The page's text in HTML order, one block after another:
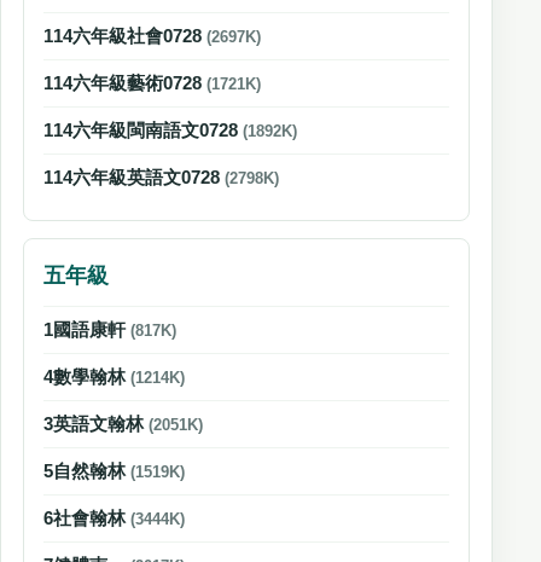
114六年級社會0728 (2697K)
114六年級藝術0728 (1721K)
114六年級閩南語文0728 (1892K)
114六年級英語文0728 (2798K)
五年級
1國語康軒 (817K)
4數學翰林 (1214K)
3英語文翰林 (2051K)
5自然翰林 (1519K)
6社會翰林 (3444K)